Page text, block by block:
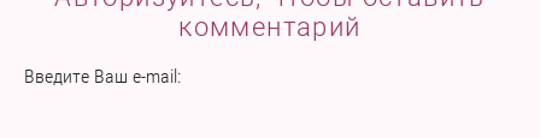
комментарий
Введите Ваш e-mail: